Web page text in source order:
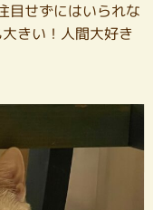
目せずにはいられな
きい！人間大好き